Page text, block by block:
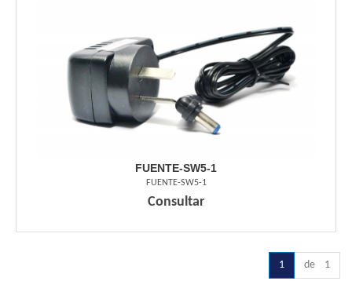
FUENTE-SW5-1
FUENTE-SW5-1
Consultar
1 de 1